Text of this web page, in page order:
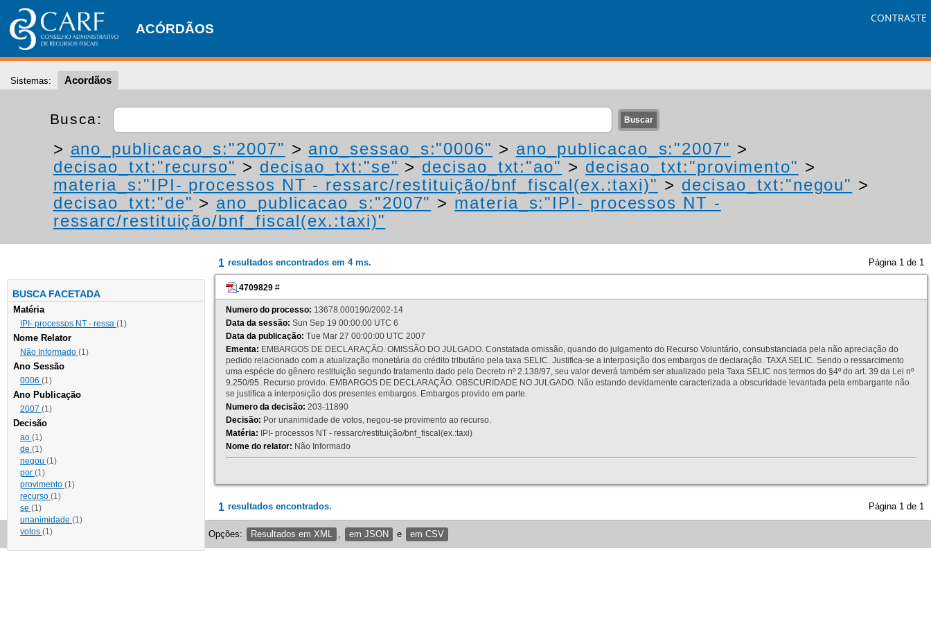
ACÓRDÃOS
CONTRASTE
Sistemas: Acordãos
Busca:
> ano_publicacao_s:"2007" > ano_sessao_s:"0006" > ano_publicacao_s:"2007" >
decisao_txt:"recurso" > decisao_txt:"se" > decisao_txt:"ao" > decisao_txt:"provimento" >
materia_s:"IPI- processos NT - ressarc/restituição/bnf_fiscal(ex.:taxi)" > decisao_txt:"negou" >
decisao_txt:"de" > ano_publicacao_s:"2007" > materia_s:"IPI- processos NT -
ressarc/restituição/bnf_fiscal(ex.:taxi)"
BUSCA FACETADA
Matéria
IPI- processos NT - ressa (1)
Nome Relator
Não Informado (1)
Ano Sessão
0006 (1)
Ano Publicação
2007 (1)
Decisão
ao (1)
de (1)
negou (1)
por (1)
provimento (1)
recurso (1)
se (1)
unanimidade (1)
votos (1)
1 resultados encontrados em 4 ms. Página 1 de 1
4709829 #
Numero do processo: 13678.000190/2002-14
Data da sessão: Sun Sep 19 00:00:00 UTC 6
Data da publicação: Tue Mar 27 00:00:00 UTC 2007
Ementa: EMBARGOS DE DECLARAÇÃO. OMISSÃO DO JULGADO. Constatada omissão, quando do julgamento do Recurso Voluntário, consubstanciada pela não apreciação do
pedido relacionado com a atualização monetária do crédito tributário pela taxa SELIC. Justifica-se a interposição dos embargos de declaração. TAXA SELIC. Sendo o ressarcimento
uma espécie do gênero restituição segundo tratamento dado pelo Decreto nº 2.138/97, seu valor deverá também ser atualizado pela Taxa SELIC nos termos do §4º do art. 39 da Lei nº
9.250/95. Recurso provido. EMBARGOS DE DECLARAÇÃO. OBSCURIDADE NO JULGADO. Não estando devidamente caracterizada a obscuridade levantada pela embargante não
se justifica a interposição dos presentes embargos. Embargos provido em parte.
Numero da decisão: 203-11890
Decisão: Por unanimidade de votos, negou-se provimento ao recurso.
Matéria: IPI- processos NT - ressarc/restituição/bnf_fiscal(ex.:taxi)
Nome do relator: Não Informado
1 resultados encontrados. Página 1 de 1
Opções: Resultados em XML em JSON e em CSV